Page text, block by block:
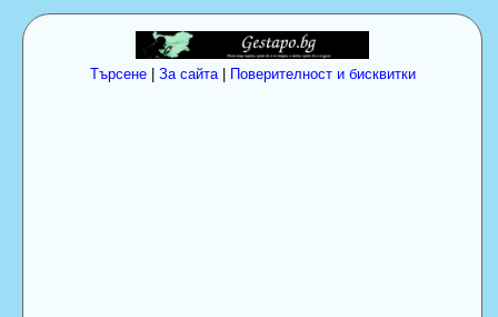
Търсене| За сайта| Поверителност и бисквитки